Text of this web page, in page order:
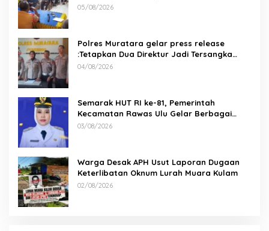
05/08/2026
Polres Muratara gelar press release
:Tetapkan Dua Direktur Jadi Tersangka
Kecelakaan Maut antara Bus ALS dan
04/08/2026
Semarak HUT RI ke-81, Pemerintah
Kecamatan Rawas Ulu Gelar Berbagai
Lomba
03/08/2026
Warga Desak APH Usut Laporan Dugaan
Keterlibatan Oknum Lurah Muara Kulam
02/08/2026